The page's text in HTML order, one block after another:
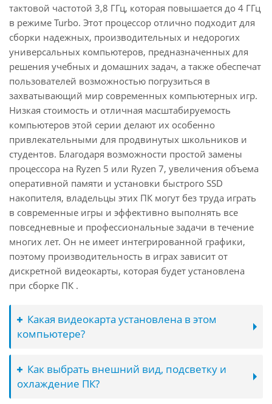
тактовой частотой 3,8 ГГц, которая повышается до 4 ГГц
в режиме Turbo. Этот процессор отлично подходит для
сборки надежных, производительных и недорогих
универсальных компьютеров, предназначенных для
решения учебных и домашних задач, а также обеспечат
пользователей возможностью погрузиться в
захватывающий мир современных компьютерных игр.
Низкая стоимость и отличная масштабируемость
компьютеров этой серии делают их особенно
привлекательными для продвинутых школьников и
студентов. Благодаря возможности простой замены
процессора на Ryzen 5 или Ryzen 7, увеличения объема
оперативной памяти и установки быстрого SSD
накопителя, владельцы этих ПК могут без труда играть
в современные игры и эффективно выполнять все
повседневные и профессиональные задачи в течение
многих лет. Он не имеет интегрированной графики,
поэтому производительность в играх зависит от
дискретной видеокарты, которая будет установлена
при сборке ПК .
Какая видеокарта установлена в этом
компьютере?
Как выбрать внешний вид, подсветку и
охлаждение ПК?